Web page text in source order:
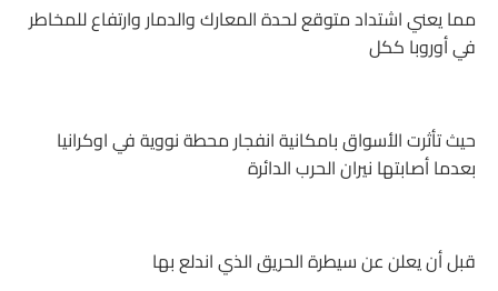
مما يعني اشتداد متوقع لحدة المعارك والدمار وارتفاع للمخاطر
في أوروبا ككل
حيث تأثرت الأسواق بامكانية انفجار محطة نووية في اوكرانيا
بعدما أصابتها نيران الحرب الدائرة
قبل أن يعلن عن سيطرة الحريق الذي اندلع بها